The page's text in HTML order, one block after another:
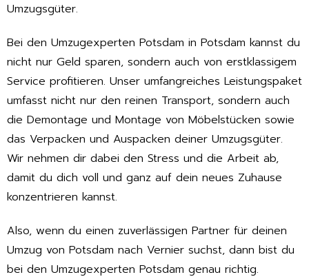
Umzugsgüter.
Bei den Umzugexperten Potsdam in Potsdam kannst du
nicht nur Geld sparen, sondern auch von erstklassigem
Service profitieren. Unser umfangreiches Leistungspaket
umfasst nicht nur den reinen Transport, sondern auch
die Demontage und Montage von Möbelstücken sowie
das Verpacken und Auspacken deiner Umzugsgüter.
Wir nehmen dir dabei den Stress und die Arbeit ab,
damit du dich voll und ganz auf dein neues Zuhause
konzentrieren kannst.
Also, wenn du einen zuverlässigen Partner für deinen
Umzug von Potsdam nach Vernier suchst, dann bist du
bei den Umzugexperten Potsdam genau richtig.